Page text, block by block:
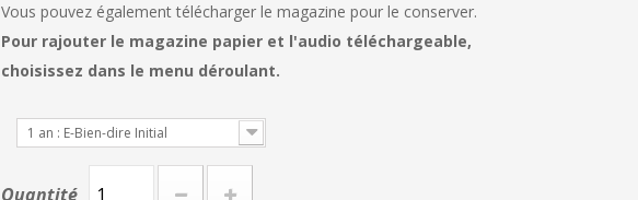
Vous pouvez également télécharger le magazine pour le conserver.
Pour rajouter le magazine papier et l'audio téléchargeable,
choisissez dans le menu déroulant.
1 an : E-Bien-dire Initial
Quantité